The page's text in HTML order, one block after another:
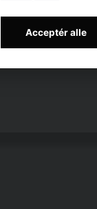
Acceptér alle